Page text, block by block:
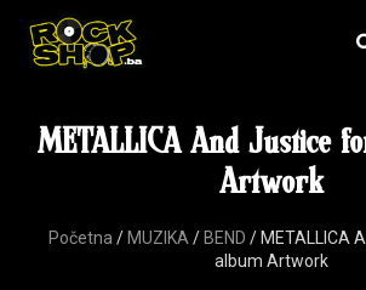
METALLICA And Justice
Artwork
Početna / MUZIKA / BEND / METALLICA
album Artwork